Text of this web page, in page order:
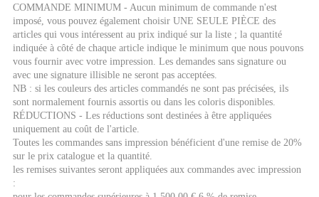
COMMANDE MINIMUM - Aucun minimum de commande n'est
imposé, vous pouvez également choisir UNE SEULE PIÈCE des
articles qui vous intéressent au prix indiqué sur la liste ; la quantité
indiquée à côté de chaque article indique le minimum que nous pouvons
vous fournir avec votre impression. Les demandes sans signature ou
avec une signature illisible ne seront pas acceptées.
NB : si les couleurs des articles commandés ne sont pas précisées, ils
sont normalement fournis assortis ou dans les coloris disponibles.
RÉDUCTIONS - Les réductions sont destinées à être appliquées
uniquement au coût de l'article.
Toutes les commandes sans impression bénéficient d'une remise de 20%
sur le prix catalogue et la quantité.
les remises suivantes seront appliquées aux commandes avec impression
: